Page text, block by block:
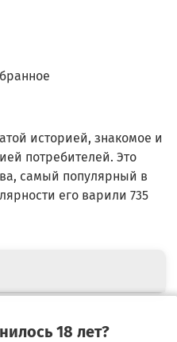
историей, знакомое и
потребителей. Это
самый популярный в
его варили 735
18 лет?